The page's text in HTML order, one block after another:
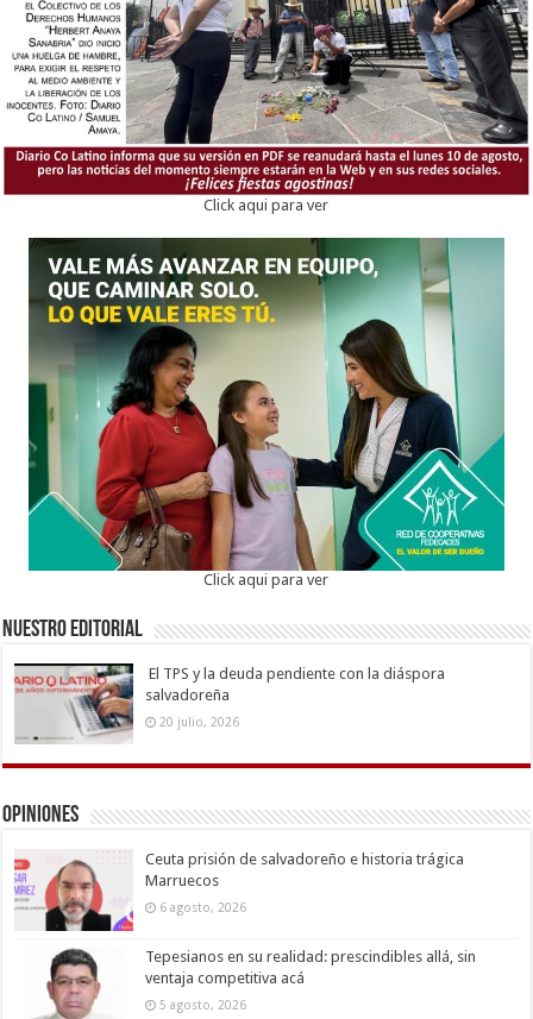
Click aqui para ver
Click aqui para ver
Nuestro Editorial
El TPS y la deuda pendiente con la diáspora
salvadoreña
20 julio, 2026
Opiniones
Ceuta prisión de salvadoreño e historia trágica
Marruecos
6 agosto, 2026
Tepesianos en su realidad: prescindibles allá, sin
ventaja competitiva acá
5 agosto, 2026